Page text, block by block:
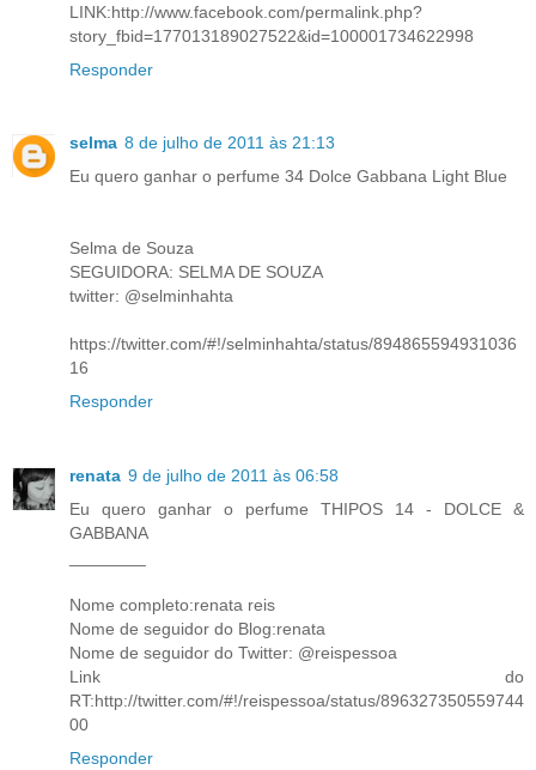
LINK:http://www.facebook.com/permalink.php?
story_fbid=177013189027522&id=100001734622998
Responder
selma 8 de julho de 2011 às 21:13
Eu quero ganhar o perfume 34 Dolce Gabbana Light Blue
Selma de Souza
SEGUIDORA: SELMA DE SOUZA
twitter: @selminhahta
https://twitter.com/#!/selminhahta/status/894865594931036
16
Responder
renata 9 de julho de 2011 às 06:58
Eu quero ganhar o perfume THIPOS 14 - DOLCE &
GABBANA
Nome completo:renata reis
Nome de seguidor do Blog:renata
Nome de seguidor do Twitter: @reispessoa
Link do
RT:http://twitter.com/#!/reispessoa/status/896327350559744
00
Responder